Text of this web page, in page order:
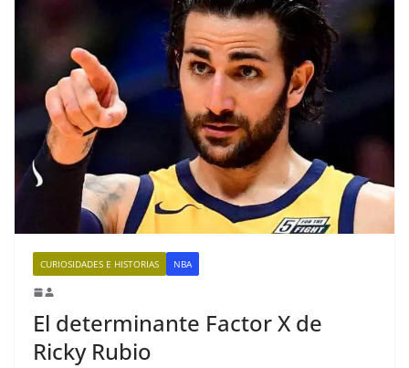
CURIOSIDADES E HISTORIAS NBA
El determinante Factor X de
Ricky Rubio